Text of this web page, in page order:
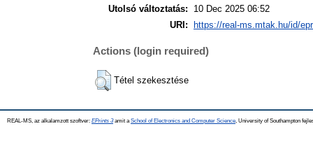
Utolsó változtatás:
10 Dec 2025 06:52
URI:
https://real-ms.mtak.hu/id/
Actions (login required)
Tétel szekesztése
REAL-MS, az alkalamzott szoftver: EPrints 3amit a School of Electronics and Computer Science , University of Southampton